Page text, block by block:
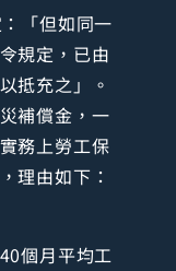
「但如同一
規定，已由
抵充之」。
補償金，一
務上勞工保
理由如下：
個月平均工